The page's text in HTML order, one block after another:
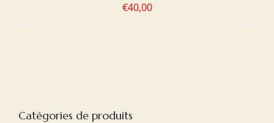
€40,00
Catégories de produits